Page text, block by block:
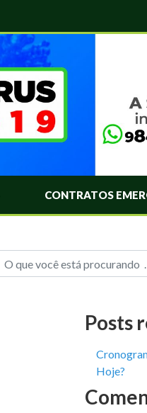
CONTRATOS
Posts
Hoje?